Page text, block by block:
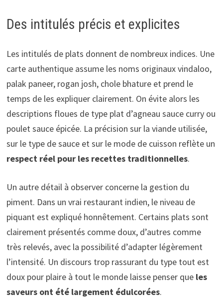
Des intitulés précis et explicites
Les intitulés de plats donnent de nombreux indices. Une
carte authentique assume les noms originaux vindaloo,
palak paneer, rogan josh, chole bhature et prend le
temps de les expliquer clairement. On évite alors les
descriptions floues de type plat d’agneau sauce curry ou
poulet sauce épicée. La précision sur la viande utilisée,
sur le type de sauce et sur le mode de cuisson reflète un
respect réel pour les recettes traditionnelles.
Un autre détail à observer concerne la gestion du
piment. Dans un vrai restaurant indien, le niveau de
piquant est expliqué honnêtement. Certains plats sont
clairement présentés comme doux, d’autres comme
très relevés, avec la possibilité d’adapter légèrement
l’intensité. Un discours trop rassurant du type tout est
doux pour plaire à tout le monde laisse penser que les
saveurs ont été largement édulcorées.